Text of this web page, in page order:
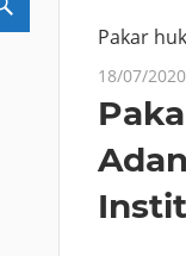
Pakar
18/07/2020